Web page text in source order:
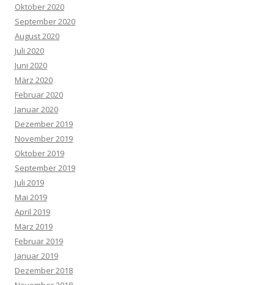
Oktober 2020
September 2020
August 2020
Juli 2020
Juni 2020
März 2020
Februar 2020
Januar 2020
Dezember 2019
November 2019
Oktober 2019
September 2019
Juli 2019
Mai 2019
April 2019
März 2019
Februar 2019
Januar 2019
Dezember 2018